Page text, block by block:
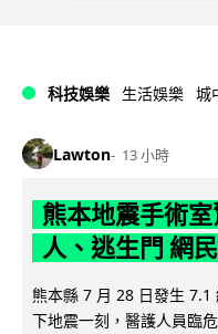
科技娛樂 生活娛樂 城
Lawton 13 小時
熊本地震手術
人、逃生門 網
熊本縣 7 月 28 日發生
下地震一刻，醫護人員臨